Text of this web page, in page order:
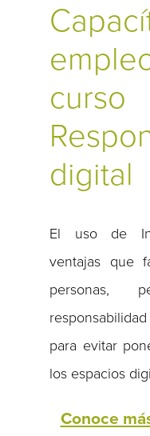
curso
digital
El uso de
ventajas que
personas,
para evitar
los espacios
Conoce